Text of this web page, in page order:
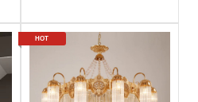
HOT